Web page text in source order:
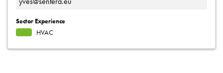
Sector Experience
HVAC